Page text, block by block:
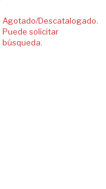
Agotado/Descatalogado.
Puede solicitar
búsqueda.